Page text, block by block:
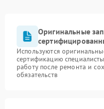
Оригинальные
Используются
сертификацию
работу после ремонта и
обязательств